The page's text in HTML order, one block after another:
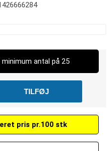
antal på 25
pris pr.100 stk